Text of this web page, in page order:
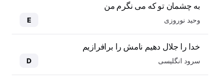
به چشمان تو که می نگرم من
وحید نوروزی E
خدا را جلال دهیم نامش را برافرازیم
سرود انگلیسی D